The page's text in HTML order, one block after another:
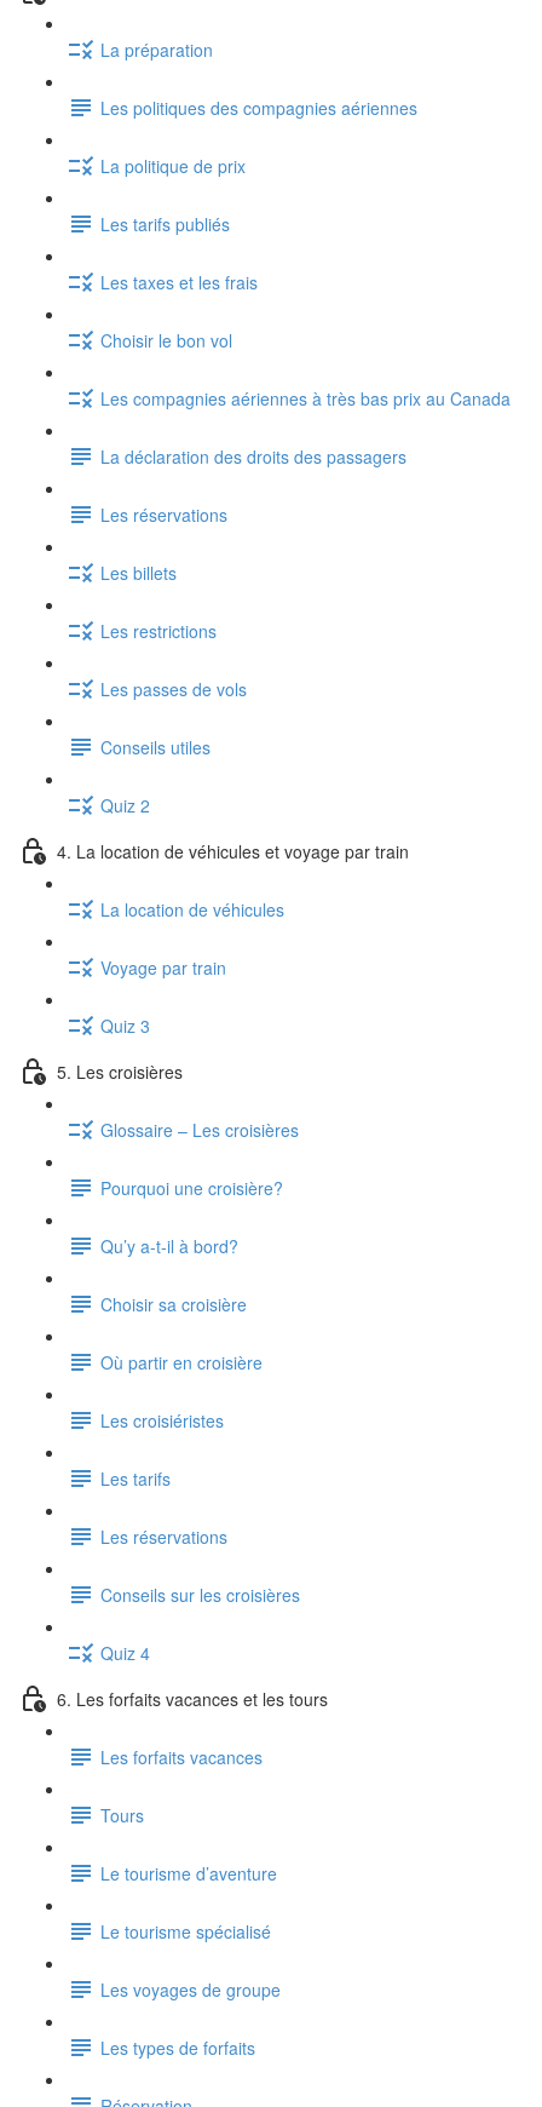
La préparation
Les politiques des compagnies aériennes
La politique de prix
Les tarifs publiés
Les taxes et les frais
Choisir le bon vol
Les compagnies aériennes à très bas prix au Canada
La déclaration des droits des passagers
Les réservations
Les billets
Les restrictions
Les passes de vols
Conseils utiles
Quiz 2
4. La location de véhicules et voyage par train
La location de véhicules
Voyage par train
Quiz 3
5. Les croisières
Glossaire – Les croisières
Pourquoi une croisière?
Qu’y a-t-il à bord?
Choisir sa croisière
Où partir en croisière
Les croisiéristes
Les tarifs
Les réservations
Conseils sur les croisières
Quiz 4
6. Les forfaits vacances et les tours
Les forfaits vacances
Tours
Le tourisme d’aventure
Le tourisme spécialisé
Les voyages de groupe
Les types de forfaits